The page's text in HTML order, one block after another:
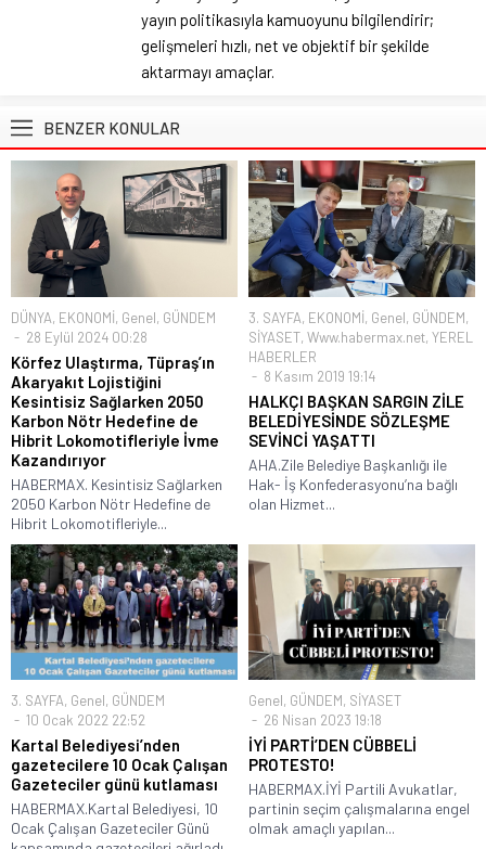
yayın politikasıyla kamuoyunu bilgilendirir;
gelişmeleri hızlı, net ve objektif bir şekilde
aktarmayı amaçlar.
BENZER KONULAR
DÜNYA, EKONOMİ, Genel, GÜNDEM
28 Eylül 2024 00:28
Körfez Ulaştırma, Tüpraş’ın
Akaryakıt Lojistiğini
Kesintisiz Sağlarken 2050
Karbon Nötr Hedefine de
Hibrit Lokomotifleriyle İvme
Kazandırıyor
HABERMAX. Kesintisiz Sağlarken
2050 Karbon Nötr Hedefine de
Hibrit Lokomotifleriyle...
3. SAYFA, EKONOMİ, Genel, GÜNDEM,
SİYASET, Www.habermax.net, YEREL
HABERLER
8 Kasım 2019 19:14
HALKÇI BAŞKAN SARGIN ZİLE
BELEDİYESİNDE SÖZLEŞME
SEVİNCİ YAŞATTI
AHA.Zile Belediye Başkanlığı ile
Hak- İş Konfederasyonu’na bağlı
olan Hizmet...
3. SAYFA, Genel, GÜNDEM
10 Ocak 2022 22:52
Kartal Belediyesi’nden
gazetecilere 10 Ocak Çalışan
Gazeteciler günü kutlaması
HABERMAX.Kartal Belediyesi, 10
Ocak Çalışan Gazeteciler Günü
Genel, GÜNDEM, SİYASET
26 Nisan 2023 19:18
İYİ PARTİ’DEN CÜBBELİ
PROTESTO!
HABERMAX.İYİ Partili Avukatlar,
partinin seçim çalışmalarına engel
olmak amaçlı yapılan...